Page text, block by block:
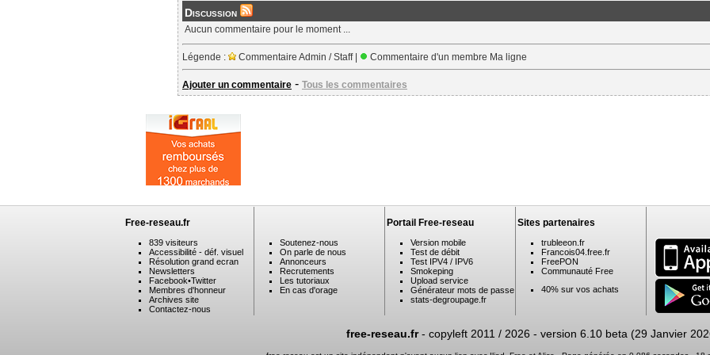
Discussion
Aucun commentaire pour le moment ...
Légende : Commentaire Admin / Staff | Commentaire d'un membre Ma ligne
Ajouter un commentaire - Tous les commentaires
Free-reseau.fr
839 visiteurs
Accessibilité - déf. visuel
Résolution grand ecran
Newsletters
Facebook•Twitter
Membres d'honneur
Archives site
Contactez-nous
Soutenez-nous
On parle de nous
Annonceurs
Recrutements
Les tutoriaux
En cas d'orage
Portail Free-reseau
Version mobile
Test de débit
Test IPV4 / IPV6
Smokeping
Upload service
Générateur mots de passe
stats-degroupage.fr
Sites partenaires
trubleeon.fr
Francois04.free.fr
FreePON
Communauté Free
40% sur vos achats
free-reseau.fr- copyleft 2011 / 2026 - version 6.10 beta (29 Janvier